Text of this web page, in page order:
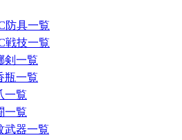
防具一覧
戦技一覧
剣一覧
瓶一覧
一覧
一覧
武器一覧